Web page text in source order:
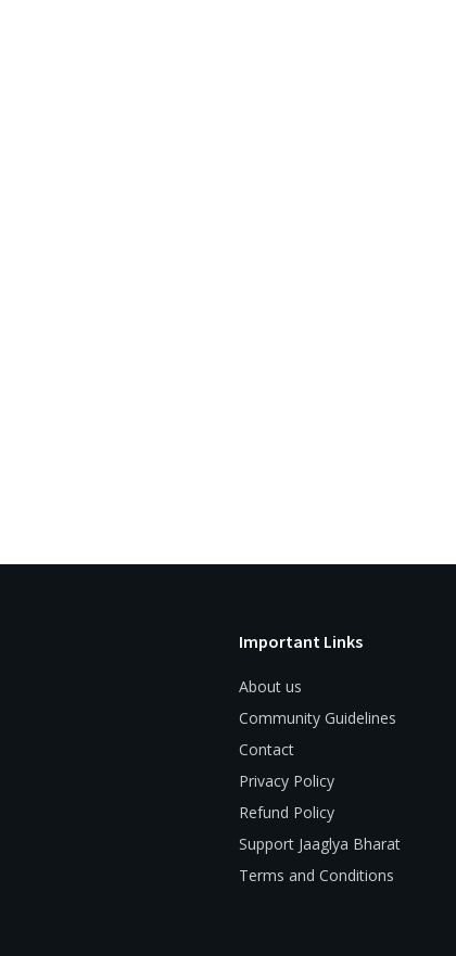
Important Links
About us
Community Guidelines
Contact
Privacy Policy
Refund Policy
Support Jaaglya Bharat
Terms and Conditions